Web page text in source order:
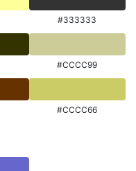
#333333
#CCCC99
#CCCC66